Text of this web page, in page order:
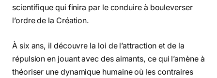
scientifique qui finira par le conduire à bouleverser
l’ordre de la Création.
À six ans, il découvre la loi de l’attraction et de la
répulsion en jouant avec des aimants, ce qui l’amène à
théoriser une dynamique humaine où les contraires